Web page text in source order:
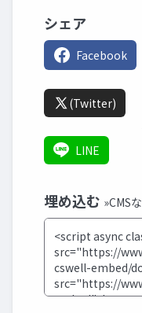
シェア
Facebook
(Twitter)
LINE
埋め込む »CMS